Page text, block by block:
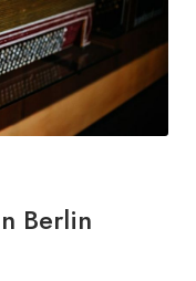
Berlin